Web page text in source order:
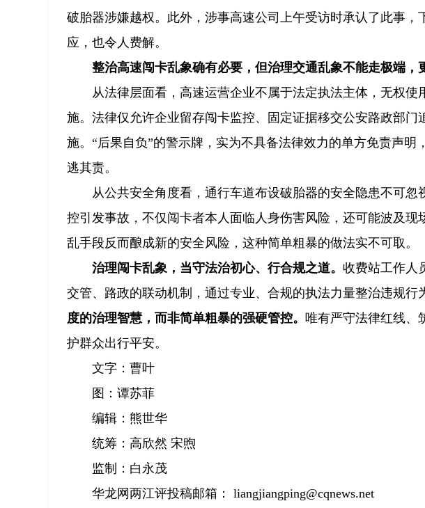
破胎器涉嫌越权。此外，涉事高速公司上午受访时承认了此事，
应，也令人费解。
整治高速闯卡乱象确有必要，但治理交通乱象不能走极端，
从法律层面看，高速运营企业不属于法定执法主体，无权
施。法律仅允许企业留存闯卡监控、固定证据移交公安路政部
施。“后果自负”的警示牌，实为不具备法律效力的单方免责声
逃其责。
从公共安全角度看，通行车道布设破胎器的安全隐患不可
控引发事故，不仅闯卡者本人面临人身伤害风险，还可能波及
乱手段反而酿成新的安全风险，这种简单粗暴的做法实不可取。
治理闯卡乱象，当守法治初心、行合规之道。 收费站工作人
交管、路政的联动机制，通过专业、合规的执法力量整治违规行
度的治理智慧，而非简单粗暴的强硬管控。 唯有严守法律红线、
护群众出行平安。
文字：曹叶
图：谭苏菲
编辑：熊世华
统筹：高欣然 宋煦
监制：白永茂
华龙网两江评投稿邮箱： liangjiangping@cqnews.net